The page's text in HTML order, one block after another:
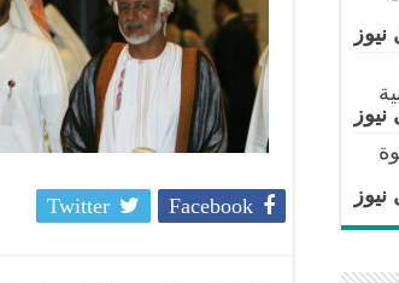
Facebook
Twitter
نيوز
نيوز
نيوز